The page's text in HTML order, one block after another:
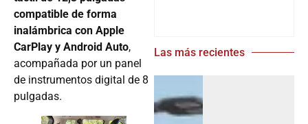
compatible de forma
inalámbrica con Apple
CarPlay y Android Auto,
acompañada por un panel
de instrumentos digital de 8
pulgadas.
Las más recientes